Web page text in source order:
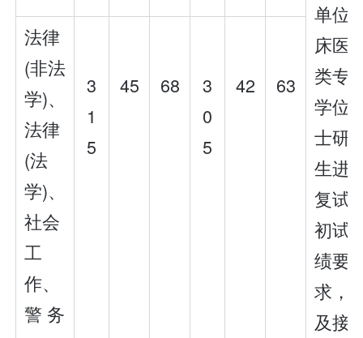
单位
床医
类专
学位
士研
生进
复试
初试
绩要
求，
及接
法律
(非法
学)、
法律
(法
学)、
社会
工
作、
警 务
3
1
5
45 68
3
0
5
42 63